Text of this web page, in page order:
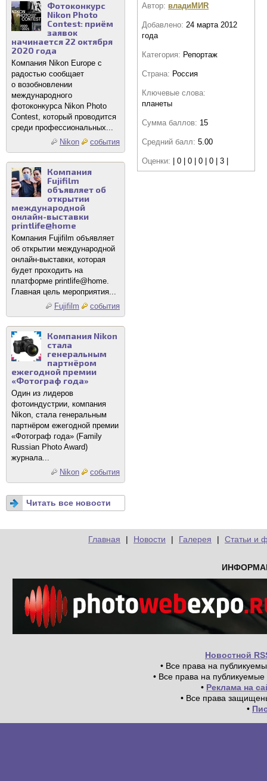
Фотоконкурс
Nikon Photo
Contest: приём
заявок
начинается 22 октября
2020 года
Компания Nikon Europe с
радостью сообщает
о возобновлении
международного
фотоконкурса Nikon Photo
Contest, который проводится
среди профессиональных...
Nikon
события
Компания
Fujifilm
объявляет об
открытии
международной
онлайн-выставки
printlife@home
Компания Fujifilm объявляет
об открытии международной
онлайн-выставки, которая
будет проходить на
платформе printlife@home.
Главная цель мероприятия...
Fujifilm
события
Компания Nikon
стала
генеральным
партнёром
ежегодной премии
«Фотограф года»
Один из лидеров
фотоиндустрии, компания
Nikon, стала генеральным
партнёром ежегодной премии
«Фотограф года» (Family
Russian Photo Award)
журнала...
Nikon
события
Читать все новости
Автор: владиМИR
Добавлено: 24 марта 2012
года
Категория: Репортаж
Страна: Россия
Ключевые слова:
планеты
Сумма баллов: 15
Средний балл: 5.00
Оценки: | 0 | 0 | 0 | 0 | 3 |
Главная | Новости | Галерея | Статьи и
Новостной
• Все права на
• Все права на
• Реклама на
• Все права
•